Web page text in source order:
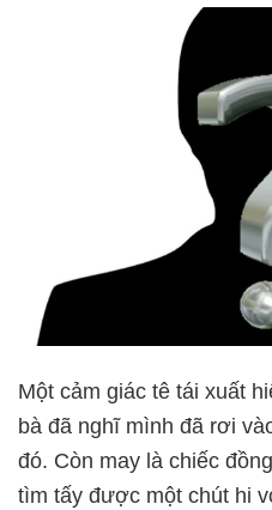
Một cảm giác tê tái xuất
bà đã nghĩ mình đã rơi
đó. Còn may là chiếc
tìm tấy được một chút hi